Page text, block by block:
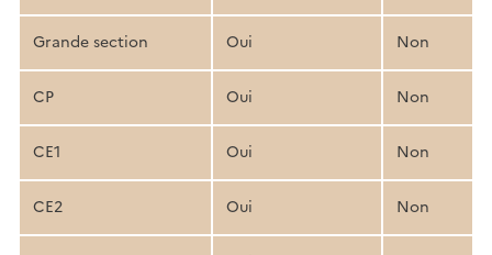
Grande section Oui Non
CP Oui Non
CE1 Oui Non
CE2 Oui Non